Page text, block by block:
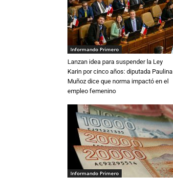
Informando Primero
Lanzan idea para suspender la Ley
Karin por cinco años: diputada Paulina
Muñoz dice que norma impactó en el
empleo femenino
Informando Primero